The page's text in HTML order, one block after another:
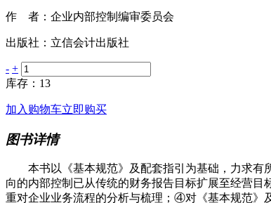
作 者：企业内部控制编审委员会
出版社：立信会计出版社
- +
库存：13
加入购物车立即购买
图书详情
本书以《基本规范》及配套指引为基础，力求有
向的内部控制已从传统的财务报告目标扩展至经营
重对企业业务流程的分析与梳理；④对《基本规范》